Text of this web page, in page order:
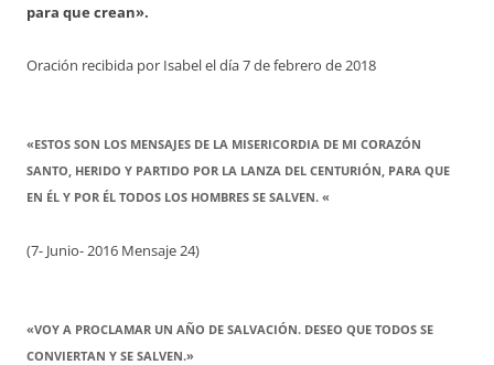
para que crean».
Oración recibida por Isabel el día 7 de febrero de 2018
«ESTOS SON LOS MENSAJES DE LA MISERICORDIA DE MI CORAZÓN
SANTO, HERIDO Y PARTIDO POR LA LANZA DEL CENTURIÓN, PARA QUE
EN ÉL Y POR ÉL TODOS LOS HOMBRES SE SALVEN. «
(7- Junio- 2016 Mensaje 24)
«VOY A PROCLAMAR UN AÑO DE SALVACIÓN. DESEO QUE TODOS SE
CONVIERTAN Y SE SALVEN.»